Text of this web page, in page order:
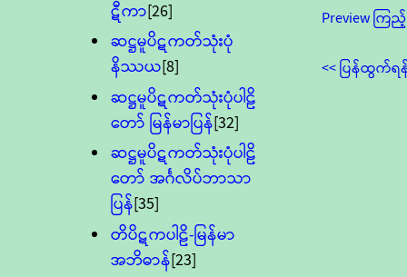
ဋီကာ[26]
ဆဋ္ဌမူပိဋကတ်သုံးပုံ
နိဿယ[8]
ဆဋ္ဌမူပိဋကတ်သုံးပုံပါဠိ
တော် မြန်မာပြန်[32]
ဆဋ္ဌမူပိဋကတ်သုံးပုံပါဠိ
တော် အင်္ဂလိပ်ဘာသာ
ပြန်[35]
တိပိဋကပါဠိ-မြန်မာ
အဘိဓာန်[23]
Preview ကြ
<< ပြန်ထွက်ရ